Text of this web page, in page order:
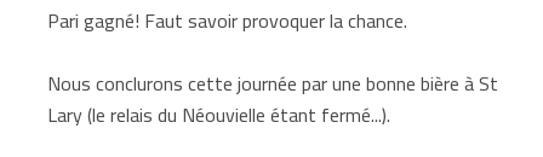
Pari gagné! Faut savoir provoquer la chance.
Nous conclurons cette journée par une bonne bière à St
Lary (le relais du Néouvielle étant fermé...).